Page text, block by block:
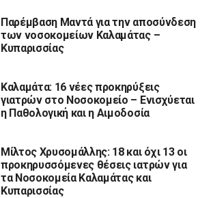
Παρέμβαση Μαντά για την αποσύνδεση
των νοσοκομείων Καλαμάτας –
Κυπαρισσίας
Καλαμάτα: 16 νέες προκηρύξεις
γιατρών στο Νοσοκομείο – Ενισχύεται
η Παθολογική και η Αιμοδοσία
Μίλτος Χρυσομάλλης: 18 και όχι 13 οι
προκηρυσσόμενες θέσεις ιατρών για
τα Νοσοκομεία Καλαμάτας και
Κυπαρισσίας